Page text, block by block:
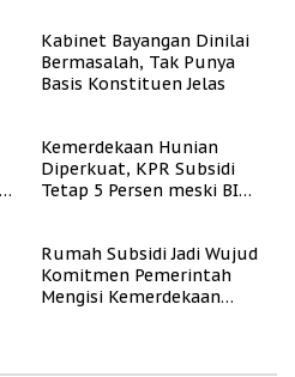
Kabinet Bayangan Dinilai
Bermasalah, Tak Punya
Basis Konstituen Jelas
Kemerdekaan Hunian
Diperkuat, KPR Subsidi
Tetap 5 Persen meski BI
Rumah Subsidi Jadi Wujud
Komitmen Pemerintah
Mengisi Kemerdekaan